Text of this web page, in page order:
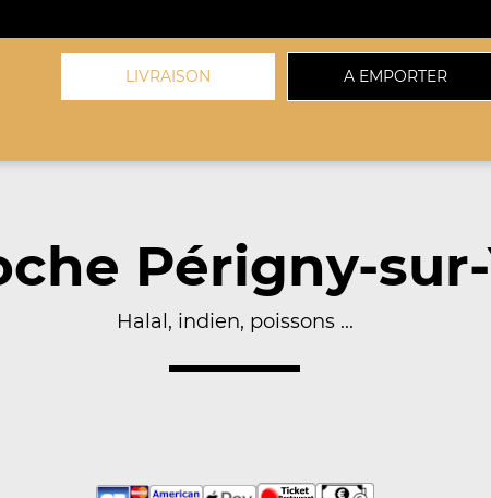
LIVRAISON A EMPORTER
Périgny-sur-
Halal, indien, poissons ...